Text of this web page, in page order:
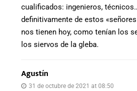
cualificados: ingenieros,
definitivamente de estos
nos tienen hoy, como tenían los
los siervos de la gleba.
Agustín
31 de octubre de 2021 at 08:50